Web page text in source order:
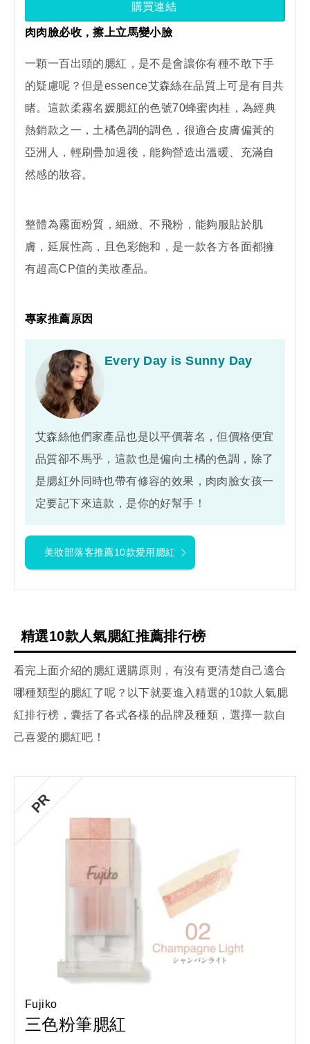
購買連結
肉肉臉必收，擦上立馬變小臉
一顆一百出頭的腮紅，是不是會讓你有種不敢下手
的疑慮呢？但是essence艾森絲在品質上可是有目共
睹。這款柔霧名媛腮紅的色號70蜂蜜肉桂，為經典
熱銷款之一，土橘色調的調色，很適合皮膚偏黃的
亞洲人，輕刷疊加過後，能夠營造出溫暖、充滿自
然感的妝容。
整體為霧面粉質，細緻、不飛粉，能夠服貼於肌
膚，延展性高，且色彩飽和，是一款各方各面都擁
有超高CP值的美妝產品。
專家推薦原因
Every Day is Sunny Day
艾森絲他們家產品也是以平價著名，但價格便宜
品質卻不馬乎，這款也是偏向土橘的色調，除了
是腮紅外同時也帶有修容的效果，肉肉臉女孩一
定要記下來這款，是你的好幫手！
美妝部落客推薦10款愛用腮紅
精選10款人氣腮紅推薦排行榜
看完上面介紹的腮紅選購原則，有沒有更清楚自己適合
哪種類型的腮紅了呢？以下就要進入精選的10款人氣腮
紅排行榜，囊括了各式各樣的品牌及種類，選擇一款自
己喜愛的腮紅吧！
PR
Fujiko
三色粉筆腮紅